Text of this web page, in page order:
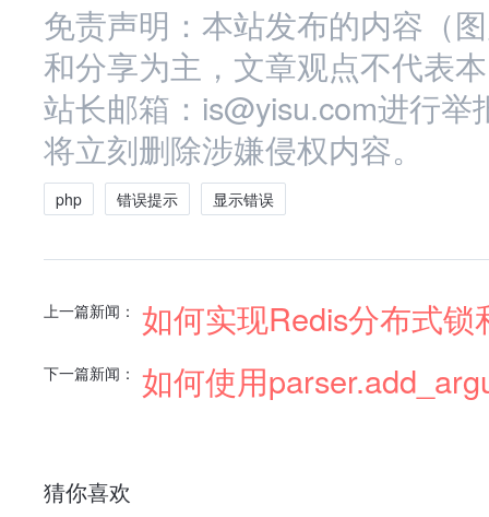
免责声明：本站发布的内容（
和分享为主，文章观点不代表
站长邮箱：is@yisu.com进行
将立刻删除涉嫌侵权内容。
php 错误提示 显示错误
上一篇新闻： 如何实现Redis分布式锁
下一篇新闻： 如何使用
猜你喜欢